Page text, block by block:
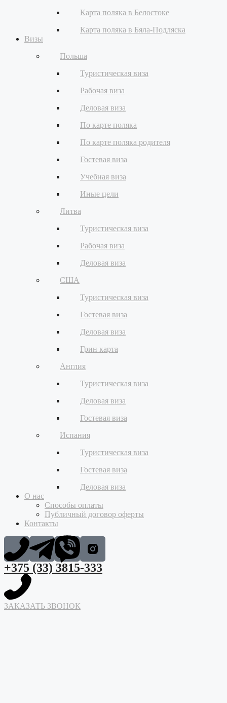
Карта поляка в Белостоке
Карта поляка в Бяла-Подляска
Визы
Польша
Туристическая виза
Рабочая виза
Деловая виза
По карте поляка
По карте поляка родителя
Гостевая виза
Учебная виза
Иные цели
Литва
Туристическая виза
Рабочая виза
Деловая виза
США
Туристическая виза
Гостевая виза
Деловая виза
Грин карта
Англия
Туристическая виза
Деловая виза
Гостевая виза
Испания
Туристическая виза
Гостевая виза
Деловая виза
О нас
Способы оплаты
Публичный договор оферты
Контакты
+375 (33) 3815-333
ЗАКАЗАТЬ ЗВОНОК